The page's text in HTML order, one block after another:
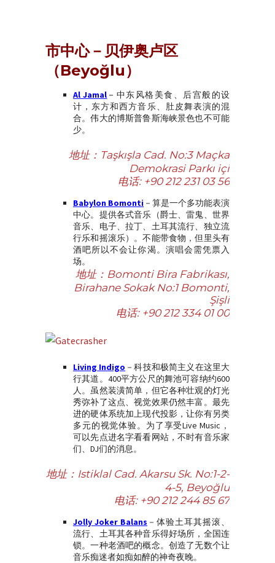
市中心－贝伊奥卢区
（Beyoğlu）
Al Jamal － 中东风格美食、后宫般的设
计，东方和西方音乐、肚皮舞表演的混
合。伟大的博斯普鲁斯海峡景色也不可能
少。
地址：Taşkışla Cad. No:3 Maçka
Demokrasi Parkı içi
电话: +90 212 231 03 56
Babylon Bomonti －算是一个多功能表演
中心。提供各式音乐（爵士、雷鬼、世界
音乐、电子、拉丁、土耳其流行、独立流
行乐和摇滚乐）。不能带食物，但里头有
酒吧所以不会让你渴。演唱会需凭票入
场。
地址：Bomonti Bira Fabrikası,
Birahane Sokak No:1 Bomonti,
Şişli
电话: +90 212 334 01 00
Living Indigo －科技和极简主义在这里大
行其道。400平方公尺的舞池可容纳约600
人。虽然装潢简单，但它各种壮观的灯光
秀弥补了这点、视觉效果仍然丰富。最先
进的硬体系统加上现代投影，让你有另类
多元的视觉体验。为了享受Live Music，
可以先点进名字看看网站，不时有音乐家
们、DJ们的消息。
地址：Istiklal Cad. Akarsu Sk. No:1-2-
4-5, Beyoğlu
电话: +90 212 244 85 67
Jolly Joker Balans －体验土耳其摇滚、
流行、土耳其各种音乐得好场所，全国连
锁。一种老酒吧的概念。创造了无数个让
音乐痴迷者如痴如醉的神奇夜晚。